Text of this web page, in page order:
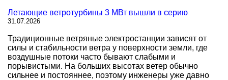
Летающие ветротурбины 3 МВт вышли в серию
31.07.2026
Традиционные ветряные электростанции зависят от
силы и стабильности ветра у поверхности земли, где
воздушные потоки часто бывают слабыми и
порывистыми. На больших высотах ветер обычно
сильнее и постояннее, поэтому инженеры уже давно